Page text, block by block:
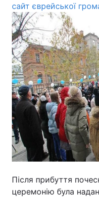
Техно і зв'язок
Зброя
Здоров'я
Цікавинки
Відео з Youtube
Інтерв'ю
Архів
Контакти
сайт єврейської
Після прибуття
церемонію була